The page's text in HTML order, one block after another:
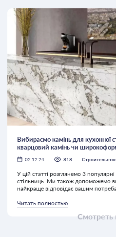
Смотреть
Вибираємо камінь для кухонної
кварцовий камінь чи
02.12.24 818
У цій статті розглянемо 3
стільниць. Ми також допоможемо
найкраще відповідає вашим
Читать полностью